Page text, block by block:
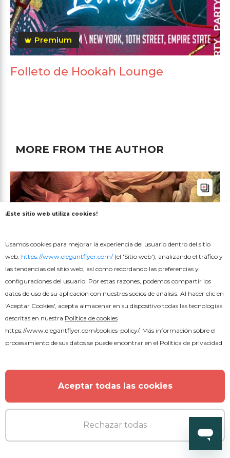
Premium
Folleto de Hookah Lounge
MORE FROM THE AUTHOR
¡Este sitio web utiliza cookies!
Usamos cookies para mejorar la experiencia del usuario dentro del sitio
web. https://www.elegantflyer.com/(el 'Sitio web'), analizando el tráfico y
las tendencias del sitio web, así como recordando las preferencias y
configuraciones del usuario. Por estas razones, podemos compartir los
datos de uso de su aplicación con nuestros socios de análisis. Al hacer clic en
'Aceptar Cookies', acepta almacenar en su dispositivo todas las tecnologías
descritas en nuestra Política de cookies
https://www.elegantflyer.com/cookies-policy/. Más información sobre el
procesamiento de sus datos se puede encontrar en el Política de privacidad
Aceptar todas las cookies
Rechazar todas